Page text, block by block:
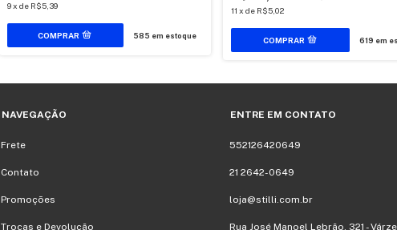
9x de R$5,39
585 em estoque
11 x de R$5,02
619 em
NAVEGAÇÃO
Frete
Contato
Promoções
Trocas e Devolução
ENTRE EM CONTATO
552126420649
21 2642-0649
loja@stilli.com.br
Rua José Manoel Lebrão, 321 -